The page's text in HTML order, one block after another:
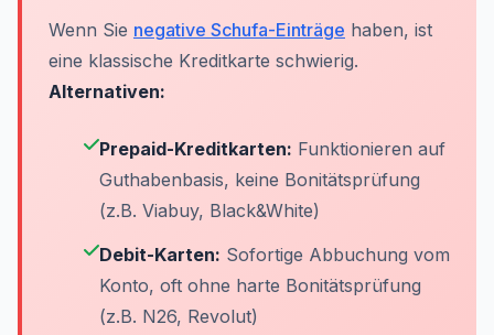
Wenn Sie negative Schufa-Einträge haben, ist
eine klassische Kreditkarte schwierig.
Alternativen:
Prepaid-Kreditkarten: Funktionieren auf
Guthabenbasis, keine Bonitätsprüfung
(z.B. Viabuy, Black&White)
Debit-Karten: Sofortige Abbuchung vom
Konto, oft ohne harte Bonitätsprüfung
(z.B. N26, Revolut)